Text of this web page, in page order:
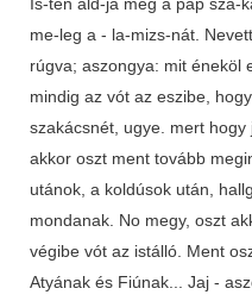
me-leg a - la-mizs-nát.
rúgva; aszongya: mit éneköl
mindig az vót az eszibe,
szakácsnét, ugye. mert
akkor oszt ment tovább
utánok, a koldúsok után,
mondanak. No megy, oszt
végibe vót az istálló. Ment
Atyának és Fiúnak... Jaj -